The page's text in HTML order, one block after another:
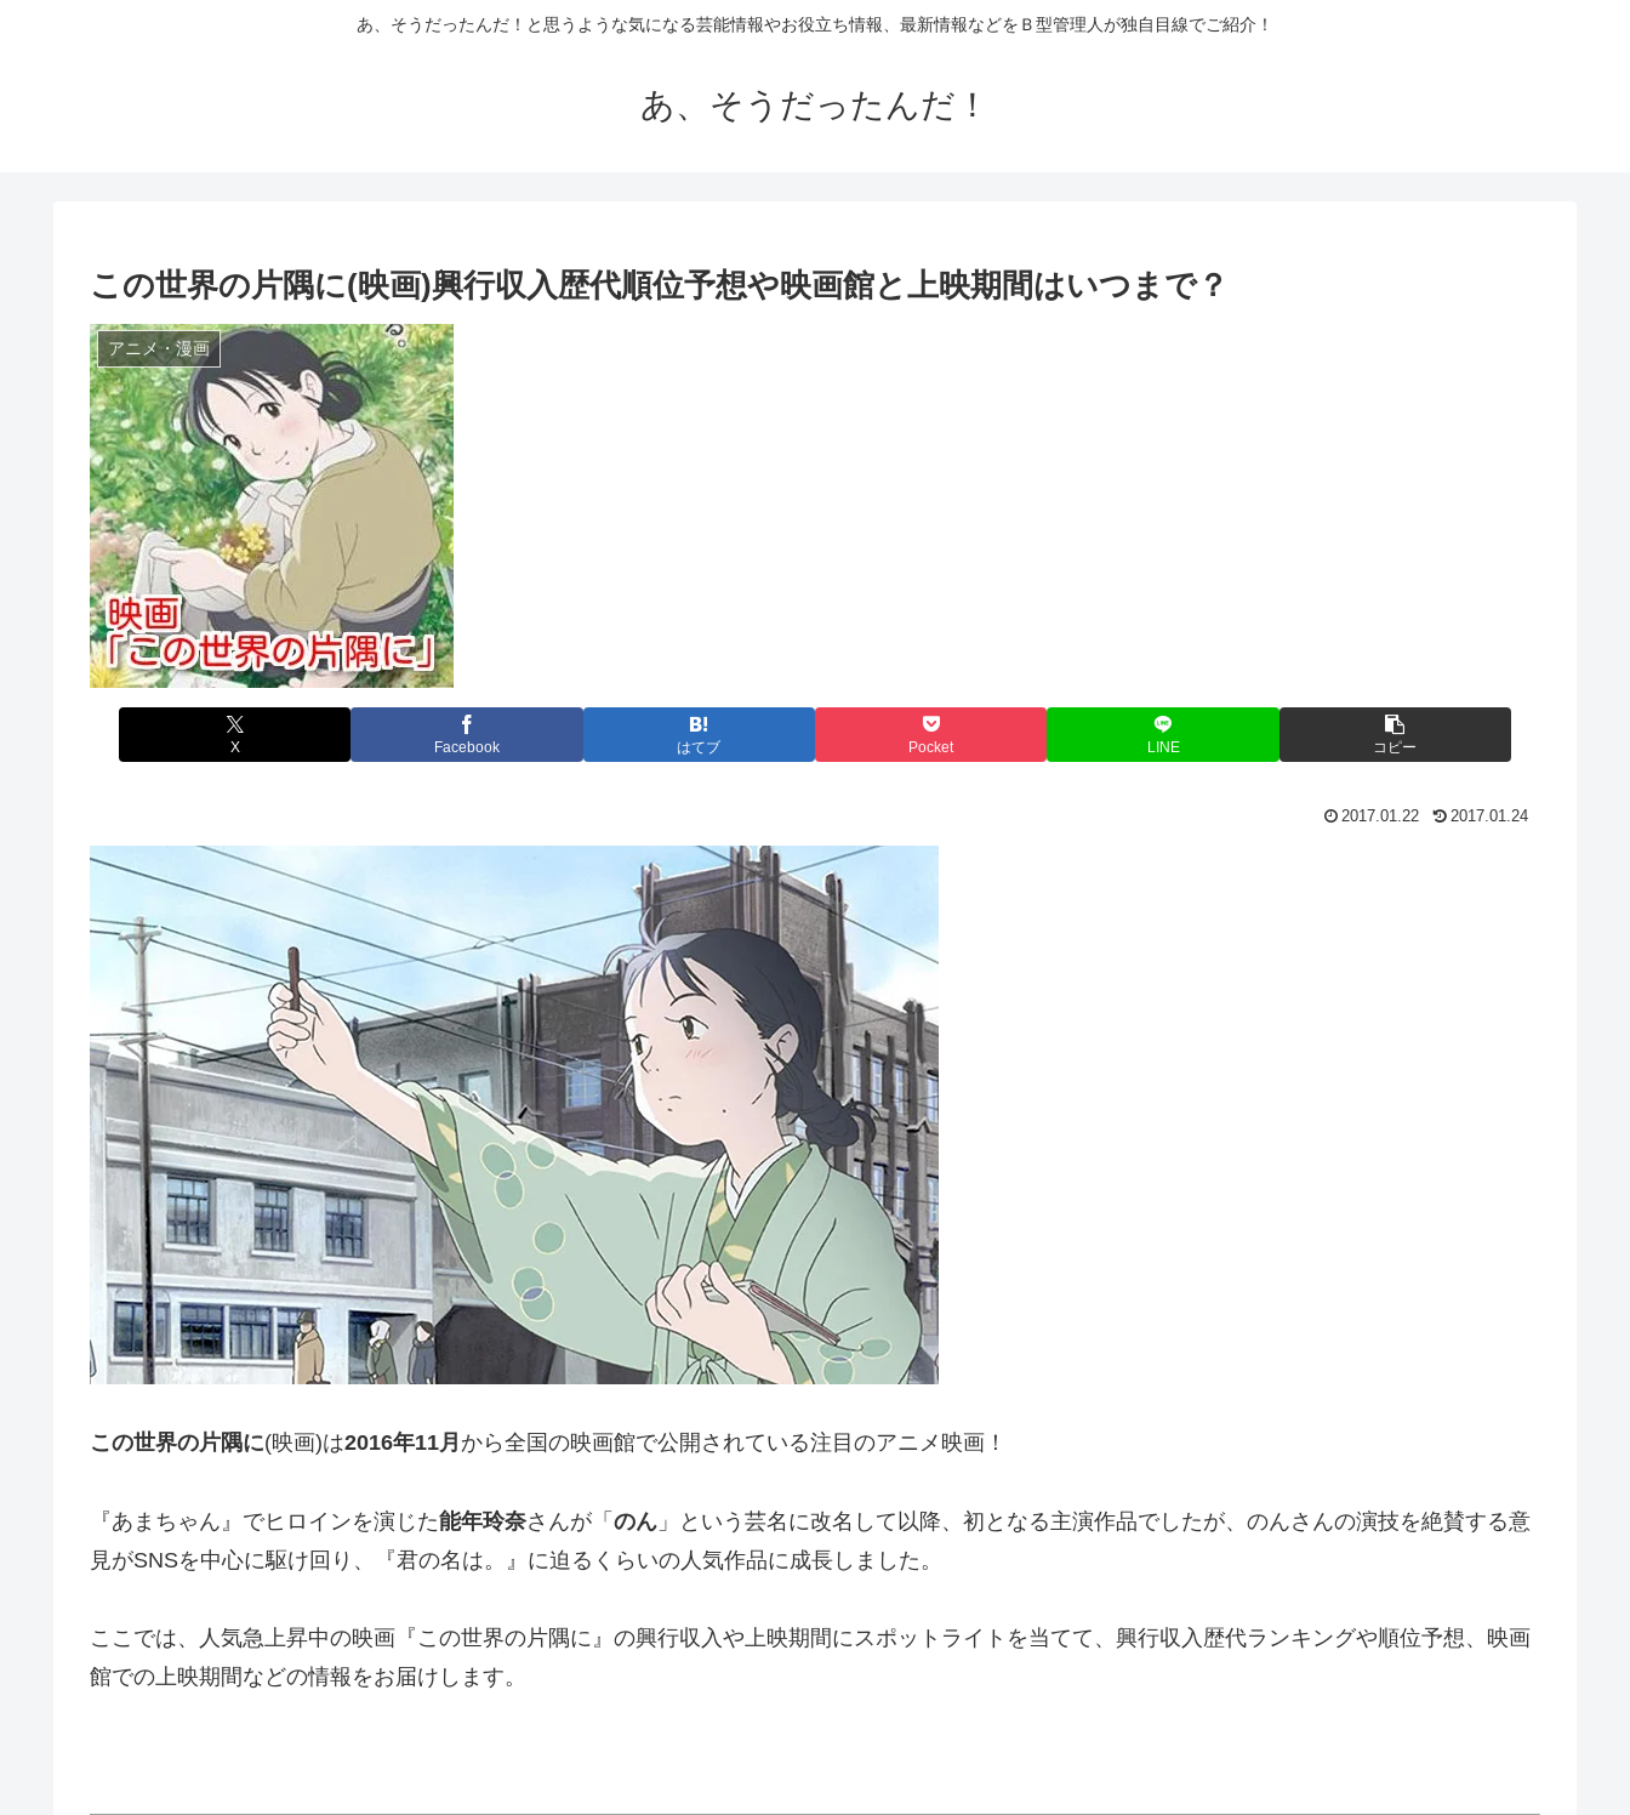
あ、そうだったんだ！と思うような気になる芸能情報やお役立ち情報、最新情報などをＢ型管理人が独自目線でご紹介！
あ、そうだったんだ！
この世界の片隅に(映画)興行収入歴代順位予想や映画館と上映期間はいつまで？
アニメ・漫画
X Facebook はてブ Pocket LINE コピー
2017.01.22 2017.01.24
この世界の片隅に(映画)は2016年11月 から全国の映画館で公開されている注目のアニメ映画！
『あまちゃん』でヒロインを演じた能年玲奈さんが「 のん 」という芸名に改名して以降、初となる主演作品でしたが、のんさんの演技を絶賛する意
見がSNSを中心に駆け回り、『君の名は。』に迫るくらいの人気作品に成長しました。
ここでは、人気急上昇中の映画『この世界の片隅に』の興行収入や上映期間にスポットライトを当てて、興行収入歴代ランキングや順位予想、映画
館での上映期間などの情報をお届けします。